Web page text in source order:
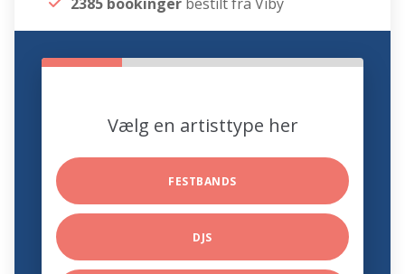
Vælg en artisttype her
FESTBANDS
DJS